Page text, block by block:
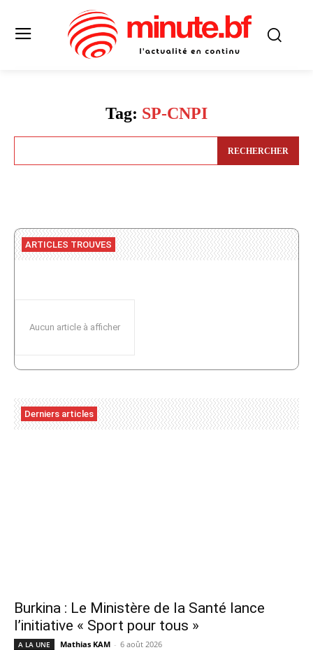
Tag: SP-CNPI
RECHERCHER
ARTICLES TROUVES
Aucun article à afficher
Derniers articles
Burkina : Le Ministère de la Santé lance
l’initiative « Sport pour tous »
A LA UNE Mathias KAM - 6 août 2026